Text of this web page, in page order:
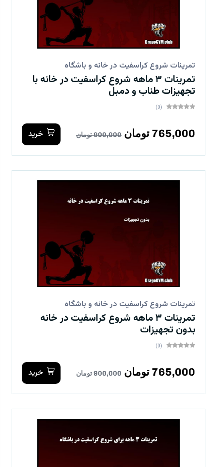
تمرینات شروع کراسفیت در خانه و باشگاه
تمرینات ۳ ماهه شروع کراسفیت در خانه با
تجهیزات طناب و دمبل
(0)
765,000 تومان 900,000 تومان خرید
تمرینات شروع کراسفیت در خانه و باشگاه
تمرینات ۳ ماهه شروع کراسفیت در خانه
بدون تجهیزات
(0)
765,000 تومان 900,000 تومان خرید